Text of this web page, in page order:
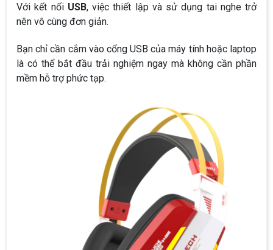
Với kết nối USB, việc thiết lập và sử dụng tai nghe trở
nên vô cùng đơn giản.
Bạn chỉ cần cắm vào cổng USB của máy tính hoặc laptop
là có thể bắt đầu trải nghiệm ngay mà không cần phần
mềm hỗ trợ phức tạp.